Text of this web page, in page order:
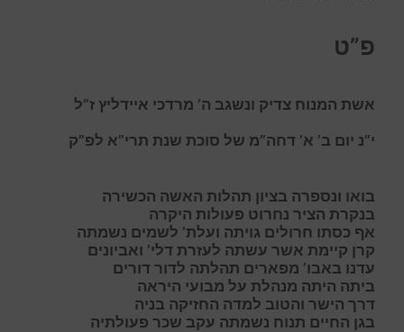
פ”ט
אשת המנוח צדיק ונשגב ה’ מרדכי איידליץ ז”ל
י”נ יום ב’ א’ דחה”מ של סוכת שנת תרי”א לפ”ק
בואו ונספרה בציון תהלות האשה הכשירה
בנקרת הציר נחרוט פעולות היקרה
אף כסתו חרולים גויתה ועלת’ לשמים נשמתה
קרן קיימת אשר עשתה לעזרת דלי’ ואביונים
עדנו באבו’ מפארים תהלתה לדור דורים
ביתה היתה מנהלת על מבועי היראה
דרך הישר והטוב למדה החזיקה בניה
בגן החיים תנוח נשמתה עקב שכר פעולתיה